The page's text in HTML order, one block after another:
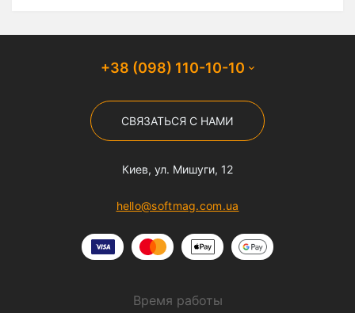
+38 (098) 110-10-10
СВЯЗАТЬСЯ С НАМИ
Киев, ул. Мишуги, 12
hello@softmag.com.ua
Время работы